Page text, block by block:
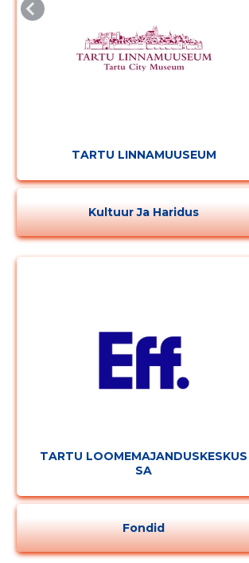
TARTU LINNAMUUSEUM
Kultuur Ja Haridus
TARTU LOOMEMAJANDUSKESKUS
SA
Fondid